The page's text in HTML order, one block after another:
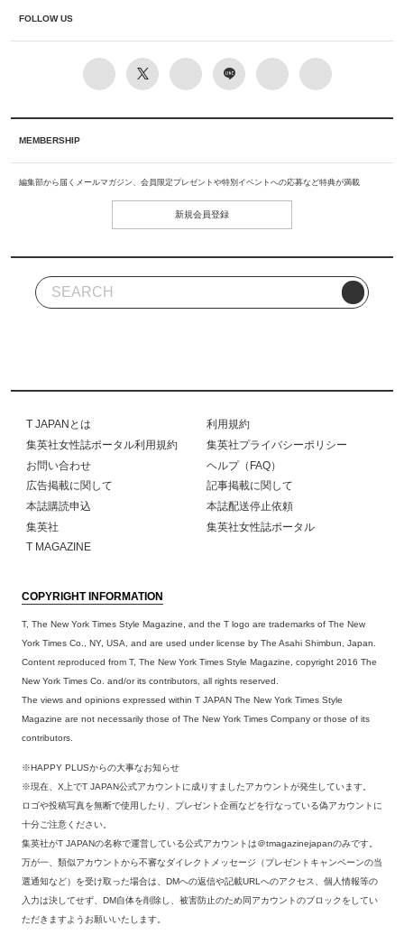
FOLLOW US
MEMBERSHIP
編集部から届くメールマガジン、会員限定プレゼントや特別イベントへの応募など特典が満載
新規会員登録
T JAPANとは
利用規約
集英社女性誌ポータル利用規約
集英社プライバシーポリシー
お問い合わせ
ヘルプ（FAQ）
広告掲載に関して
記事掲載に関して
本誌購読申込
本誌配送停止依頼
集英社
集英社女性誌ポータル
T MAGAZINE
COPYRIGHT INFORMATION
T, The New York Times Style Magazine, and the T logo are trademarks of The New
York Times Co., NY, USA, and are used under license by The Asahi Shimbun, Japan.
Content reproduced from T, The New York Times Style Magazine, copyright 2016 The
New York Times Co. and/or its contributors, all rights reserved.
The views and opinions expressed within T JAPAN The New York Times Style
Magazine are not necessarily those of The New York Times Company or those of its
contributors.
※HAPPY PLUSからの大事なお知らせ
※現在、X上でT JAPAN公式アカウントに成りすましたアカウントが発生しています。
ロゴや投稿写真を無断で使用したり、プレゼント企画などを行なっている偽アカウントに
十分ご注意ください。
集英社がT JAPANの名称で運営している公式アカウントは＠tmagazinejapanのみです。
万が一、類似アカウントから不審なダイレクトメッセージ（プレゼントキャンペーンの当
選通知など）を受け取った場合は、DMへの返信や記載URLへのアクセス、個人情報等の
入力は決してせず、DM自体を削除し、被害防止のため同アカウントのブロックをしてい
ただきますようお願いいたします。